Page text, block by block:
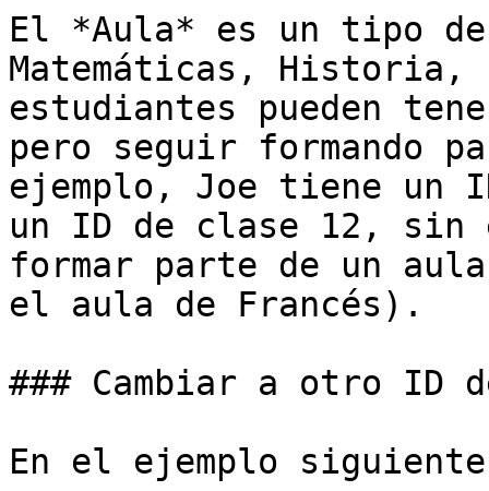
El *Aula* es un tipo
Matemáticas,
estudiantes pueden
pero seguir formando
ejemplo, Joe tiene un
un ID de clase 12, sin
formar parte de un
el aula de Francés).
### Cambiar a otro ID
En el ejemplo